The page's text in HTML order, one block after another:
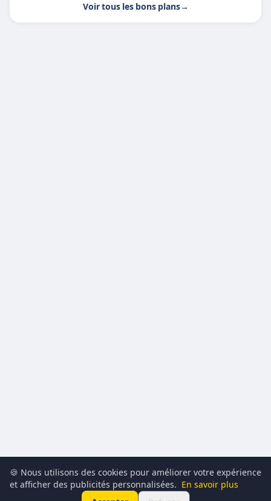
Voir tous les bons plans→
🍪 Nous utilisons des cookies pour améliorer votre expérience
et afficher des publicités personnalisées. En savoir plus